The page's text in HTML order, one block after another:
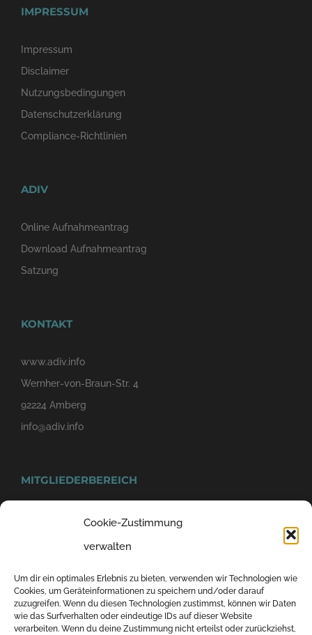
Cookie-Zustimmung
verwalten
Um dir ein optimales Erlebnis zu bieten, verwenden wir Technologien wie
Cookies, um Geräteinformationen zu speichern und/oder darauf
zuzugreifen. Wenn du diesen Technologien zustimmst, können wir Daten
wie das Surfverhalten oder eindeutige IDs auf dieser Website
verarbeiten. Wenn du deine Zustimmung nicht erteilst oder zurückziehst,
IMPRESSUM
Impressum
Disclaimer
Nutzungsbedingungen
Datenschutzerklärung
Compliance-Richtlinien
ADIV
Online Aufnahmeantrag
Download Aufnahmeantrag
Satzung
KONTAKT
www.adiv.info
Wernher-von-Braun-Str. 4
92224 Amberg
info@adiv.info
MITGLIEDERBEREICH
© 2019-2023 ADIV - Allgemeiner Deutscher Industriebodenverein e.V. |